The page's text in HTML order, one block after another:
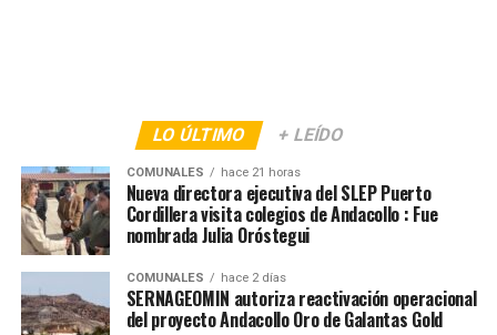
LO ÚLTIMO + LEÍDO
COMUNALES hace 21 horas
Nueva directora ejecutiva del SLEP Puerto
Cordillera visita colegios de Andacollo : Fue
nombrada Julia Oróstegui
COMUNALES hace 2 días
SERNAGEOMIN autoriza reactivación operacional
del proyecto Andacollo Oro de Galantas Gold